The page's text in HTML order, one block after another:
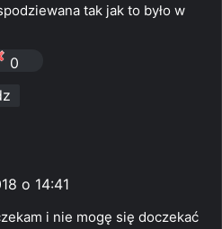
tak jak to było w
0
o 14:41
i nie mogę się doczekać